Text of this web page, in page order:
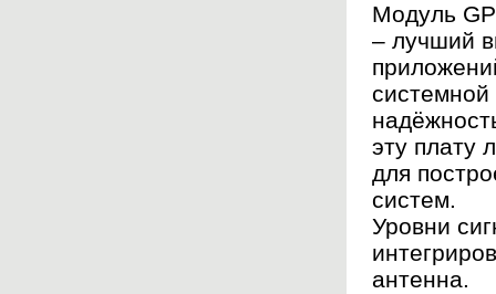
Модуль
– лучший
системной
эту плату
для
систем.
Уровни
антенна.